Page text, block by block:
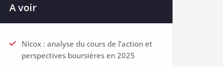
A voir
Nicox : analyse du cours de l’action et
perspectives boursières en 2025